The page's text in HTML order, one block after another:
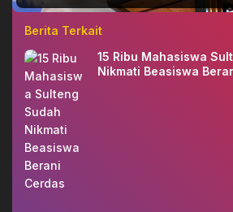
Berita Terkait
15 Ribu Mahasiswa
Nikmati Beasiswa